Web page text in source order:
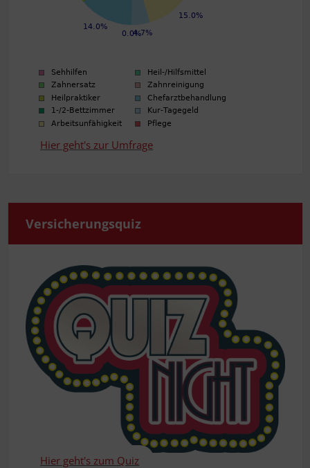
Hier geht's zur Umfrage
Ver­si­che­rungs­quiz
Hier geht's zum Quiz